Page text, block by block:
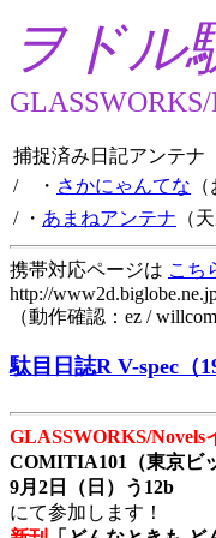
ヲドル
捕捉済み日記アンテナ
/ ・ さかにゃんてな
/ ・ あまねアンテナ （
携帯対応ページは こち
http://
（動作確認：ez /
駄目日誌R V-spec（
GLASSWORKS/Novels
COMITIA101（東京ビ
9月2日（日）う12b
にて参加します！